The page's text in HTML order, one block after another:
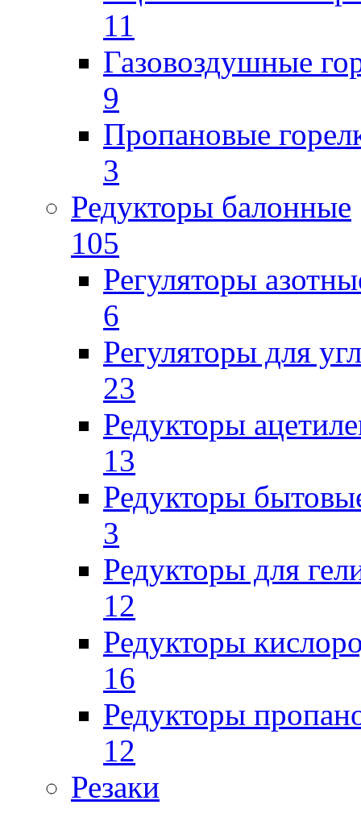
11
Газовоздушные
9
Пропановые
3
Редукторы балонные
105
Регуляторы
6
Регуляторы для
23
Редукторы
13
Редукторы
3
Редукторы для
12
Редукторы
16
Редукторы
12
Резаки